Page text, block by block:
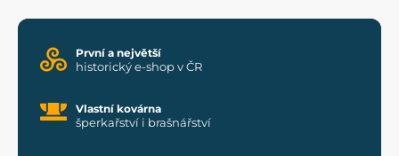
První a největší
historický e-shop v ČR
Vlastní kovárna
šperkařství i brašnářství